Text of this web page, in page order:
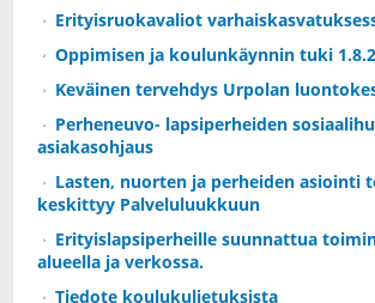
Erityisruokavaliot
Oppimisen ja koulunkäynnin tuki
Keväinen tervehdys Urpolan
Perheneuvo- lapsiperheiden
asiakasohjaus
Lasten, nuorten ja perheiden asiointi
keskittyy Palveluluukkuun
Erityislapsiperheille suunnattua
alueella ja verkossa.
Tiedote koulukuljetuksista